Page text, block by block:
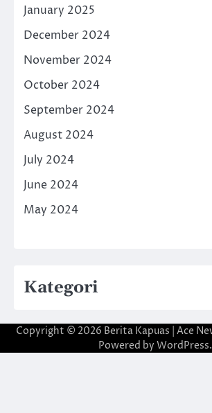
January 2025
December 2024
November 2024
October 2024
September 2024
August 2024
July 2024
June 2024
May 2024
Kategori
Copyright © 2026 Berita Kapuas | Ace
Powered by WordPress.